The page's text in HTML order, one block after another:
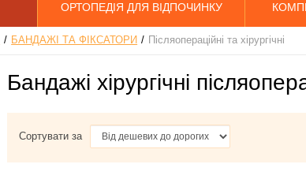
ОРТОПЕДІЯ ДЛЯ ВІДПОЧИНКУ
БАНДАЖІ ТА ФІКСАТОРИ Післяопераційні та хірургічні
Бандажі хірургічні
Сортувати за